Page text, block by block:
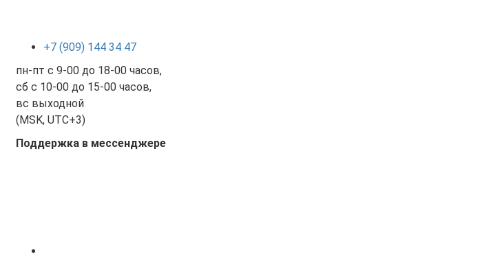
+7 (909) 144 34 47
пн-пт с 9-00 до 18-00 часов,
сб с 10-00 до 15-00 часов,
вс выходной
(MSK, UTC+3)
Поддержка в мессенджере